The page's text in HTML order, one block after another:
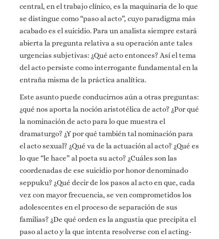
central, en el trabajo clínico, es la maquinaria de lo que
se distingue como “paso al acto”, cuyo paradigma más
acabado es el suicidio. Para un analista siempre estará
abierta la pregunta relativa a su operación ante tales
urgencias subjetivas: ¿Qué acto entonces? Así el tema
del acto persiste como interrogante fundamental en la
entraña misma de la práctica analítica.
Este asunto puede conducirnos aún a otras preguntas:
¿qué nos aporta la noción aristotélica de acto? ¿Por qué
la nominación de acto para lo que muestra el
dramaturgo? ¿Y por qué también tal nominación para
el acto sexual? ¿Qué va de la actuación al acto? ¿Qué es
lo que “le hace” al poeta su acto? ¿Cuáles son las
coordenadas de ese suicidio por honor denominado
seppuku? ¿Qué decir de los pasos al acto en que, cada
vez con mayor frecuencia, se ven comprometidos los
adolescentes en el proceso de separación de sus
familias? ¿De qué orden es la angustia que precipita el
paso al acto y la que intenta resolverse con el acting-